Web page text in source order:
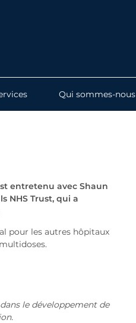
Qui sommes-nous
entretenu avec Shaun
NHS Trust, qui a
pour les autres hôpitaux
le développement de